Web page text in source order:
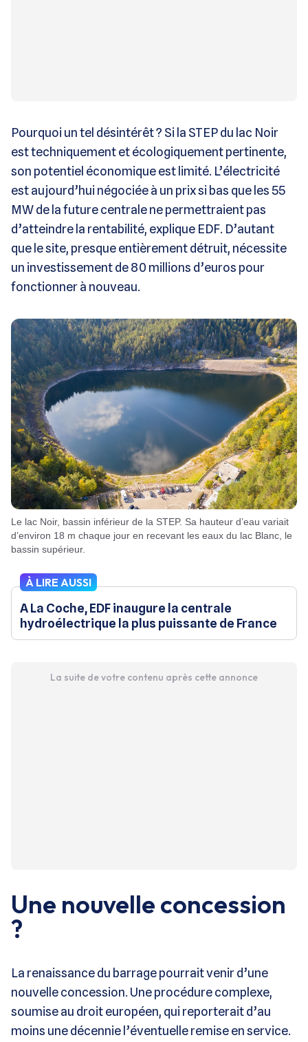
Pourquoi un tel désintérêt ? Si la STEP du lac Noir
est techniquement et écologiquement pertinente,
son potentiel économique est limité. L’électricité
est aujourd’hui négociée à un prix si bas que les 55
MW de la future centrale ne permettraient pas
d’atteindre la rentabilité, explique EDF. D’autant
que le site, presque entièrement détruit, nécessite
un investissement de 80 millions d’euros pour
fonctionner à nouveau.
Le lac Noir, bassin inférieur de la STEP. Sa hauteur d’eau variait
d’environ 18 m chaque jour en recevant les eaux du lac Blanc, le
bassin supérieur.
À LIRE AUSSI
A La Coche, EDF inaugure la centrale
hydroélectrique la plus puissante de France
La suite de votre contenu après cette annonce
Une nouvelle concession
?
La renaissance du barrage pourrait venir d’une
nouvelle concession. Une procédure complexe,
soumise au droit européen, qui reporterait d’au
moins une décennie l’éventuelle remise en service.